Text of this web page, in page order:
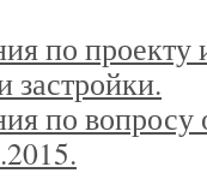
по проекту
застройки.
по